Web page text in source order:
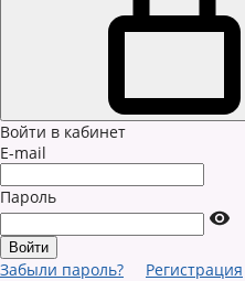
Войти в кабинет
E-mail
Пароль
Забыли пароль? Регистрация